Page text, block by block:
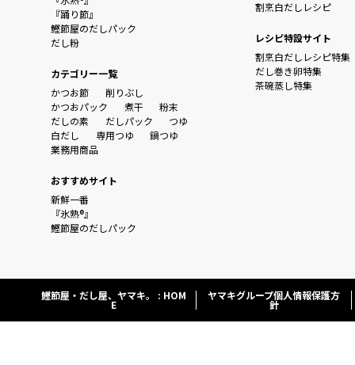
『踊り節』
鰹節屋のだしパック
だし粉
カテゴリー一覧
かつお節
削りぶし
かつおパック
煮干
粉末
だしの素
だしパック
つゆ
白だし
専用つゆ
鍋つゆ
業務用商品
おすすめサイト
新鮮一番
『氷熟®』
鰹節屋のだしパック
割烹白だしレシピ
レシピ特設サイト
割烹白だしレシピ特集
だし巻き卵特集
茶碗蒸し特集
鰹節屋・だし屋、ヤマキ。 : HOM
E
ヤマキグループ個人情報保護方
針